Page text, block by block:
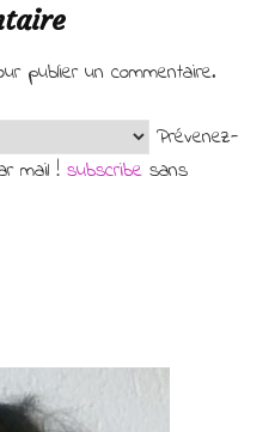
publier un commentaire.
Prévenez-
mail ! subscribe sans